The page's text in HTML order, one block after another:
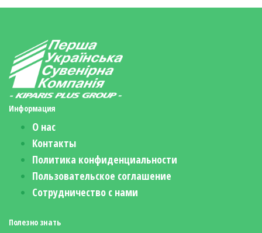
Информация
О нас
Контакты
Политика конфиденциальности
Пользовательское соглашение
Сотрудничество с нами
Полезно знать